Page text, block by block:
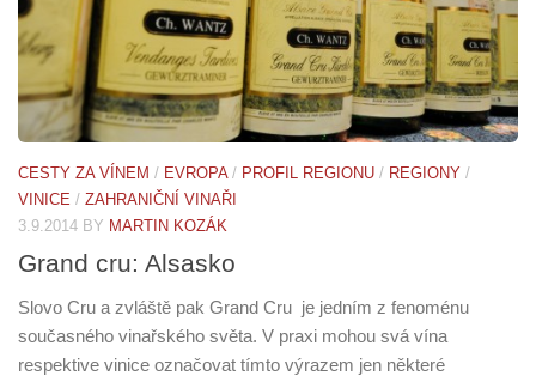
CESTY ZA VÍNEM / EVROPA/ PROFIL REGIONU / REGIONY /
VINICE / ZAHRANIČNÍ VINAŘI
3.9.2014 BY MARTIN KOZÁK
Grand cru: Alsasko
Slovo Cru a zvláště pak Grand Cru je jedním z fenoménu
současného vinařského světa. V praxi mohou svá vína
respektive vinice označovat tímto výrazem jen některé